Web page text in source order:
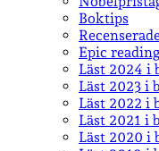
Boktips
Epic
Läst 2024 i
Läst 2023 i
Läst 2022 i
Läst 2021 i
Läst 2020 i